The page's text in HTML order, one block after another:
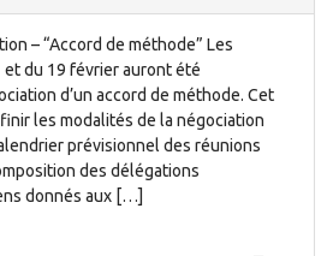
– “Accord de méthode” Les
et du 19 février auront été
d’un accord de méthode. Cet
les modalités de la négociation
prévisionnel des réunions
des délégations
donnés aux […]